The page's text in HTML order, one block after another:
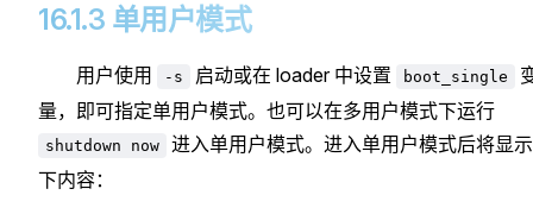
16.1.3 单用户模式
用户使用 -s 启动或在 loader 中设置 boot_single
量，即可指定单用户模式。也可以在多用户模式下运行
shutdown now
进入单用户模式。进入单用户模式后将显
下内容：